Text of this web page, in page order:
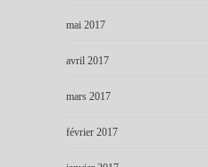
mai 2017
avril 2017
mars 2017
février 2017